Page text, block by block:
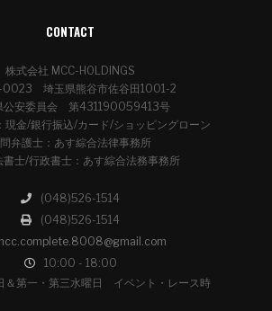
CONTACT
株式会社 MCC-HOLDINGS
埼玉県熊谷市佐谷田1001-2
公安委員会 第431190059413号
現金/銀行振込/カード/ショッピングローン
弁護士：あす綜合法律事務所
書士/行政書士：あす綜合法務事務所
(048)526-1514
(048)526-1514
10:00 - 18:00
＆第一・第三水曜日 イベント・レース時